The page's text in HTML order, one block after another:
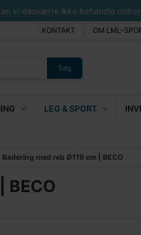
vi desværre ikke behandle
KONTAKT OM LML-
Søg
LEG & SPORT
Badering med reb Ø119 cm | BECO
BECO